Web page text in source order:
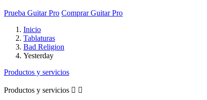
Prueba Guitar Pro Comprar Guitar Pro
Inicio
Tablaturas
Bad Religion
Yesterday
Productos y servicios
Productos y servicios  